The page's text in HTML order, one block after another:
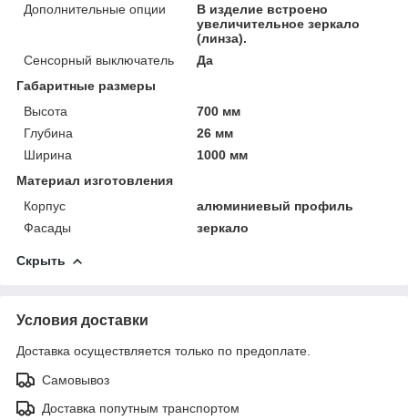
Дополнительные опции
В изделие встроено
увеличительное зеркало
(линза).
Сенсорный выключатель
Да
Габаритные размеры
Высота
700 мм
Глубина
26 мм
Ширина
1000 мм
Материал изготовления
Корпус
алюминиевый профиль
Фасады
зеркало
Скрыть
Условия доставки
Доставка осуществляется только по предоплате.
Самовывоз
Доставка попутным транспортом